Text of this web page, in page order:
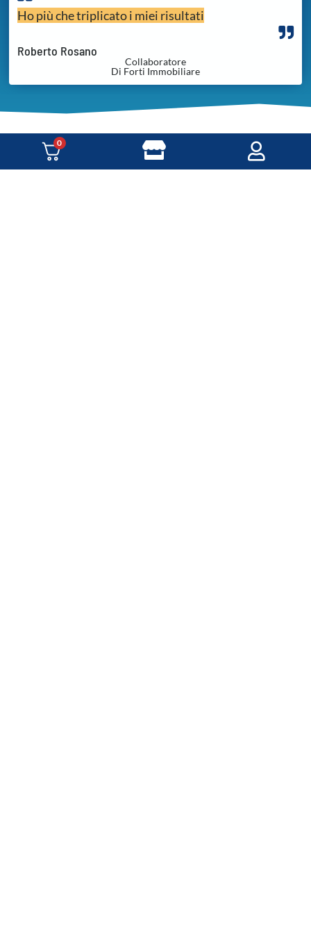
Ho più che triplicato i miei risultati
Roberto Rosano
Collaboratore
Di Forti Immobiliare
F.A.Q.
0